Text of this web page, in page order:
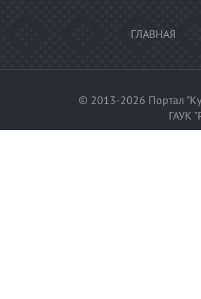
ГЛАВНАЯ
© 2013-2026 Портал
ГАУК